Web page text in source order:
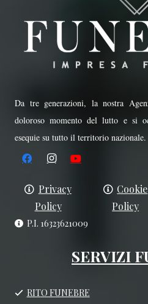
Da tre generazioni, la nostra
doloroso momento del lutto e si
esequie su tutto il territorio nazionale.
Privacy
Policy
Cookie
Policy
P.I. 16323621009
SERVIZI
RITO FUNEBRE